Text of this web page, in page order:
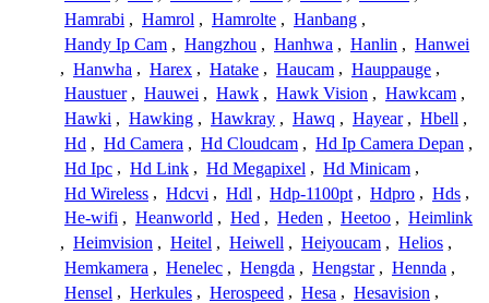
Hamrabi , Hamrol , Hamrolte , Hanbang ,
Handy Ip Cam , Hangzhou , Hanhwa , Hanlin , Hanwei
, Hanwha , Harex , Hatake , Haucam , Hauppauge ,
Haustuer , Hauwei , Hawk , Hawk Vision , Hawkcam ,
Hawki , Hawking , Hawkray , Hawq , Hayear , Hbell ,
Hd , Hd Camera , Hd Cloudcam , Hd Ip Camera Depan ,
Hd Ipc , Hd Link , Hd Megapixel , Hd Minicam ,
Hd Wireless , Hdcvi , Hdl , Hdp-1100pt , Hdpro , Hds ,
He-wifi , Heanworld , Hed , Heden , Heetoo , Heimlink
, Heimvision , Heitel , Heiwell , Heiyoucam , Helios ,
Hemkamera , Henelec , Hengda , Hengstar , Hennda ,
Hensel , Herkules , Herospeed , Hesa , Hesavision ,